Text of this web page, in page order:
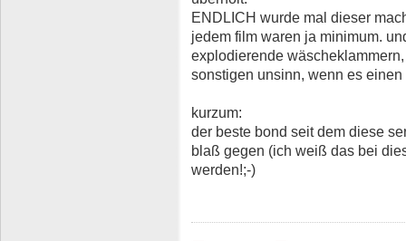
ENDLICH wurde mal dieser
jedem film waren ja minimum.
explodierende
sonstigen unsinn, wenn es einen
kurzum:
der beste bond seit dem diese
blaß gegen (ich weiß das bei
werden!;-)